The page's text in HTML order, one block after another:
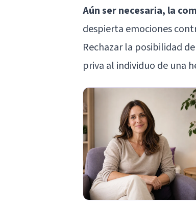
Aún ser necesaria, la
despierta emociones
Rechazar la posibilidad
priva al individuo de una